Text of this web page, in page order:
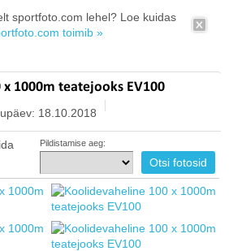
sportfoto.com lehel? Loe kuidas
toimib »
1000m teatejooks EV100
18.10.2018
Pildistamise aeg: